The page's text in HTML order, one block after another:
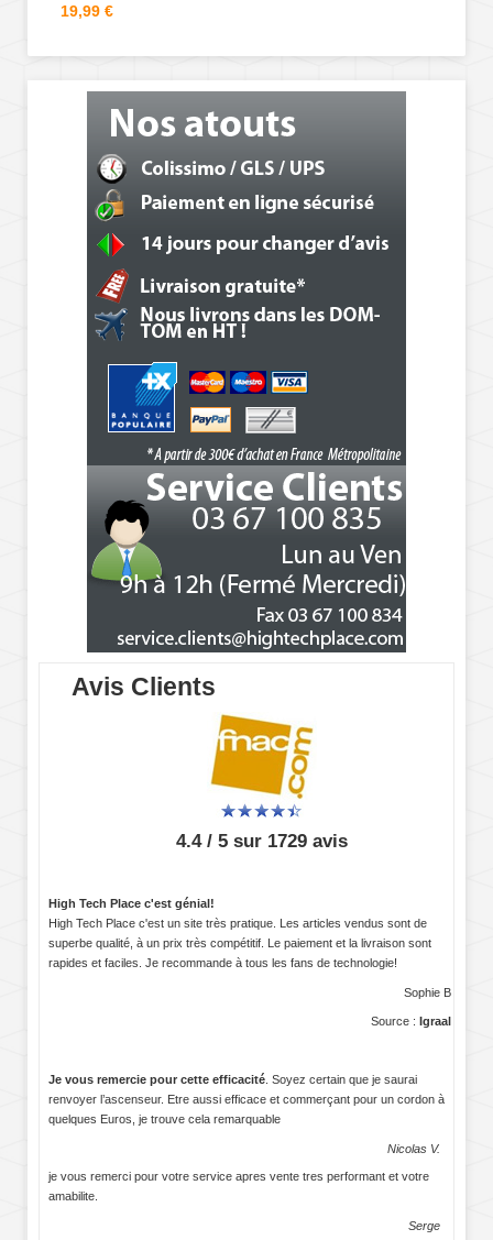
19,99 €
Avis Clients
4.4 / 5 sur 1729 avis
High Tech Place c'est génial!
High Tech Place c'est un site très pratique. Les articles vendus sont de
superbe qualité, à un prix très compétitif. Le paiement et la livraison sont
rapides et faciles. Je recommande à tous les fans de technologie!
Sophie B
Source : Igraal
Je vous remercie pour cette efficacité. Soyez certain que je saurai
renvoyer l’ascenseur. Etre aussi efficace et commerçant pour un cordon à
quelques Euros, je trouve cela remarquable
Nicolas V.
je vous remerci pour votre service apres vente tres performant et votre
amabilite.
Serge